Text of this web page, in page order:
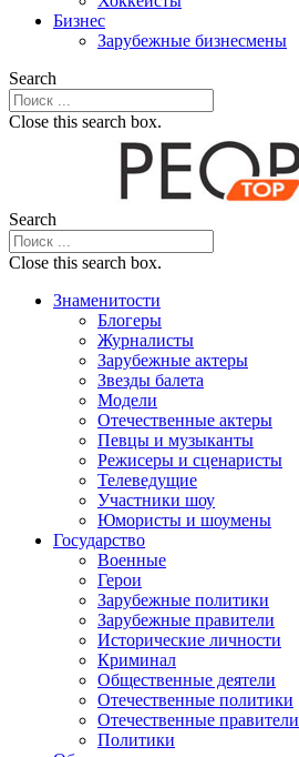
Бизнес
Зарубежные бизнесмены
Search
Close this search box.
Search
Close this search box.
Знаменитости
Блогеры
Журналисты
Зарубежные актеры
Звезды балета
Модели
Отечественные актеры
Певцы и музыканты
Режисеры и сценаристы
Телеведущие
Участники шоу
Юмористы и шоумены
Государство
Военные
Герои
Зарубежные политики
Зарубежные правители
Исторические личности
Криминал
Общественные деятели
Отечественные политики
Отечественные правители
Политики